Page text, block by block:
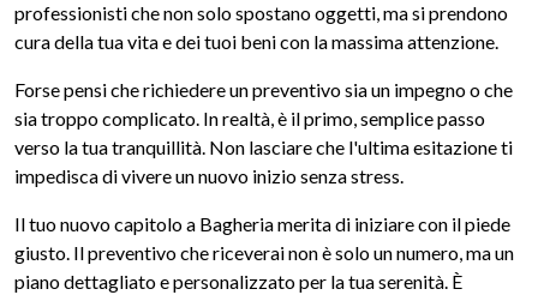
professionisti che non solo spostano oggetti, ma si prendono
cura della tua vita e dei tuoi beni con la massima attenzione.
Forse pensi che richiedere un preventivo sia un impegno o che
sia troppo complicato. In realtà, è il primo, semplice passo
verso la tua tranquillità. Non lasciare che l'ultima esitazione ti
impedisca di vivere un nuovo inizio senza stress.
Il tuo nuovo capitolo a Bagheria merita di iniziare con il piede
giusto. Il preventivo che riceverai non è solo un numero, ma un
piano dettagliato e personalizzato per la tua serenità. È